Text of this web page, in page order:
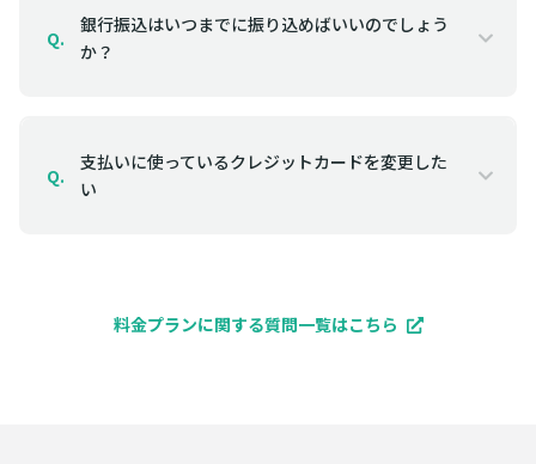
Q.
銀行振込はいつまでに振り込めばいいのでしょう
か？
Q.
支払いに使っているクレジットカードを変更した
い
料金プランに関する質問一覧はこちら